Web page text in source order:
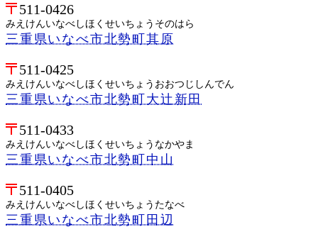
511-0426
みえけんいなべしほくせいちょうそのはら
三重県いなべ市北勢町其原
511-0425
みえけんいなべしほくせいちょうおおつじしんでん
三重県いなべ市北勢町大辻新田
511-0433
みえけんいなべしほくせいちょうなかやま
三重県いなべ市北勢町中山
511-0405
みえけんいなべしほくせいちょうたなべ
三重県いなべ市北勢町田辺